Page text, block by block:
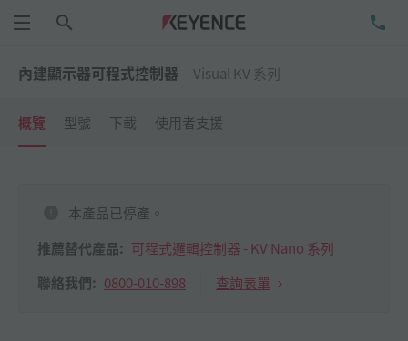
功能表
內建顯示器可程式控制器 Visual KV 系列
概覽 型號 下載 使用者支援
本產品已停產。
推薦替代產品: 可程式邏輯控制器 - KV Nano 系列
聯絡我們: 0800-010-898 查詢表單